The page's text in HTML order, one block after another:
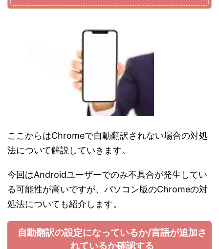
ここからはChromeで自動翻訳されない場合の対処
法について解説していきます。
今回はAndroidユーザーでのみ不具合が発生してい
る可能性が高いですが、パソコン版のChromeの対
処法についても紹介します。
自動翻訳の設定になっているか/言語が追加さ
れているか確認する